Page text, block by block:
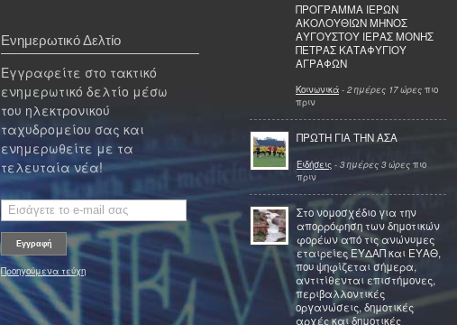
Ενημερωτικό Δελτίο
Εγγραφείτε στο τακτικό
ενημερωτικό δελτίο μέσω
του ηλεκτρονικού
ταχυδρομείου σας και
ενημερωθείτε με τα
τελευταία νέα!
Προηγούμενα τεύχη
ΠΡΟΓΡΑΜΜΑ ΙΕΡΩΝ
ΑΚΟΛΟΥΘΙΩΝ ΜΗΝΟΣ
ΑΥΓΟΥΣΤΟΥ ΙΕΡΑΣ ΜΟΝΗΣ
ΠΕΤΡΑΣ ΚΑΤΑΦΥΓΙΟΥ
ΑΓΡΑΦΩΝ
Κοινωνικά - 2 ημέρες 17 ώρες πιο
πριν
ΠΡΩΤΗ ΓΙΑ ΤΗΝ ΑΣΑ
Ειδήσεις - 3 ημέρες 3 ώρες πιο
πριν
Στο νομοσχέδιο για την
απορρόφηση των δημοτικών
φορέων από τις ανώνυμες
εταιρείες ΕΥΔΑΠ και ΕΥΑΘ,
που ψηφίζεται σήμερα,
αντιτίθενται επιστήμονες,
περιβαλλοντικές
οργανώσεις, δημοτικές
αρχές και δημοτικές